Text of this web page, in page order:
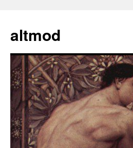
springen
altmod